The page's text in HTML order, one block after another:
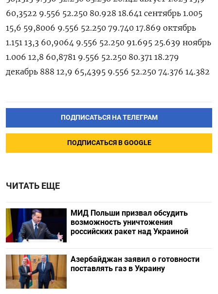
60,3522 9.556 52.250 80.928 18.641 сентябрь 1.005
15,6 59,8006 9.556 52.250 79.740 17.869 октябрь
1.151 13,3 60,9064 9.556 52.250 91.695 25.639 ноябрь
1.006 12,8 60,8781 9.556 52.250 80.371 18.279
декабрь 888 12,9 65,4395 9.556 52.250 74.376 14.382
ПОДПИСАТЬСЯ НА ТЕЛЕГРАМ
ПОДПИСАТЬСЯ В GOOGLE
ЧИТАТЬ ЕЩЕ
МИД Польши призвал обсудить
возможность уничтожения
российских ракет над Украиной
Азербайджан заявил о готовности
поставлять газ в Украину